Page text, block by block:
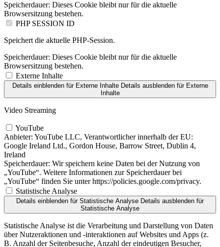
Speicherdauer: Dieses Cookie bleibt nur für die aktuelle
Browsersitzung bestehen.
PHP SESSION ID
Speichert die aktuelle PHP-Session.
Speicherdauer: Dieses Cookie bleibt nur für die aktuelle
Browsersitzung bestehen.
Externe Inhalte
Details einblendenfür Externe Inhalte Details ausblendenfür Externe
Inhalte
Video Streaming
YouTube
Anbieter: YouTube LLC, Verantwortlicher innerhalb der EU:
Google Ireland Ltd., Gordon House, Barrow Street, Dublin 4,
Ireland
Speicherdauer: Wir speichern keine Daten bei der Nutzung von
„YouTube“. Weitere Informationen zur Speicherdauer bei
„YouTube“ finden Sie unter https://policies.google.com/privacy.
Statistische Analyse
Details einblenden für Statistische Analyse Details ausblenden für
Statistische Analyse
Statistische Analyse ist die Verarbeitung und Darstellung von Daten
über Nutzeraktionen und -interaktionen auf Websites und Apps (z.
B. Anzahl der Seitenbesuche, Anzahl der eindeutigen Besucher,